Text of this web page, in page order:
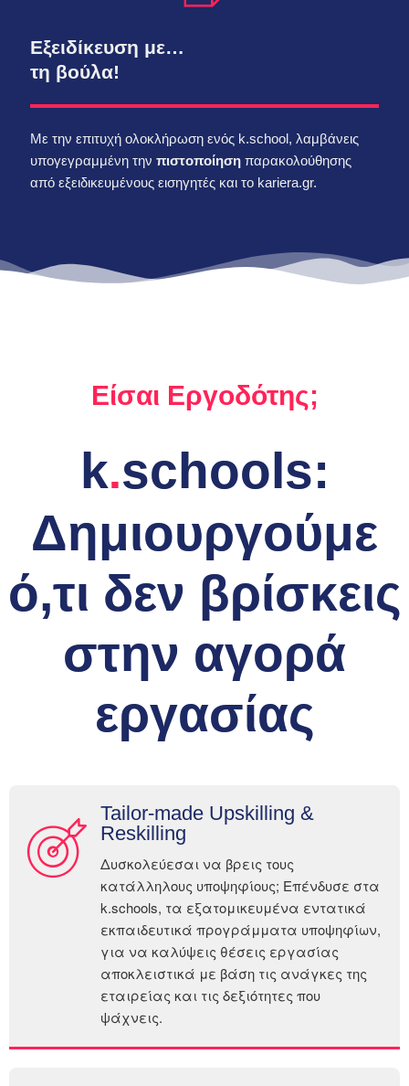
Εξειδίκευση με…
τη βούλα!
Με την επιτυχή ολοκλήρωση ενός k.school, λαμβάνεις
υπογεγραμμένη την πιστοποίηση παρακολούθησης
από εξειδικευμένους εισηγητές και το kariera.gr.
Είσαι Εργοδότης;
k.schools:
Δημιουργούμε
ό,τι δεν βρίσκεις
στην αγορά
εργασίας
Tailor-made Upskilling &
Reskilling
Δυσκολεύεσαι να βρεις τους
κατάλληλους υποψηφίους; Επένδυσε στα
k.schools, τα εξατομικευμένα εντατικά
εκπαιδευτικά προγράμματα υποψηφίων,
για να καλύψεις θέσεις εργασίας
αποκλειστικά με βάση τις ανάγκες της
εταιρείας και τις δεξιότητες που
ψάχνεις.